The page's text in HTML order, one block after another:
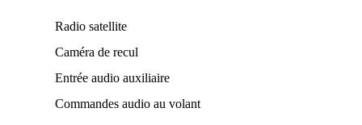
Radio satellite
Caméra de recul
Entrée audio auxiliaire
Commandes audio au volant